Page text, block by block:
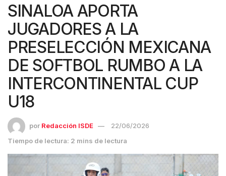
SINALOA APORTA
JUGADORES A LA
PRESELECCIÓN MEXICANA
DE SOFTBOL RUMBO A LA
INTERCONTINENTAL CUP
U18
por Redacción ISDE
22/06/2026
Tiempo de lectura: 2 mins de lectura